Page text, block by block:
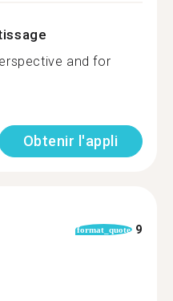
and for
Obtenir l'appli
format_quote 9